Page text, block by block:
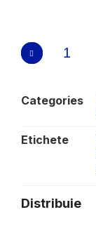
Categories
Etichete
Distribuie